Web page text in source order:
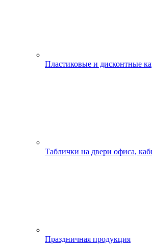
Пластиковые и дисконтные
Таблички на двери офиса,
Праздничная продукция